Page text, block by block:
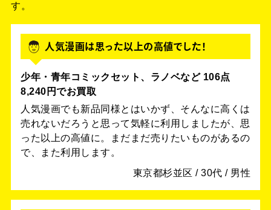
す。
人気漫画は思った以上の高値でした！
少年・青年コミックセット、ラノベなど 106点
8,240円でお買取
人気漫画でも新品同様とはいかず、そんなに高くは
売れないだろうと思って気軽に利用しましたが、思
った以上の高値に。まだまだ売りたいものがあるの
で、また利用します。
東京都杉並区 / 30代 / 男性